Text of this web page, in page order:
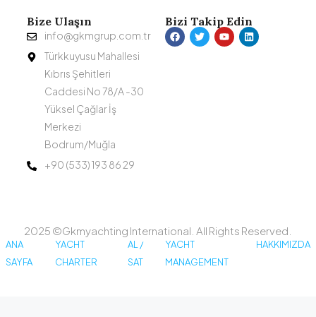
Bize Ulaşın
info@gkmgrup.com.tr
Türkkuyusu Mahallesi
Kıbrıs Şehitleri
Caddesi No 78/A -30
Yüksel Çağlar İş
Merkezi
Bodrum/Muğla
+90 (533) 193 86 29
Bizi Takip Edin
2025 ©Gkmyachting International. All Rights Reserved.
ANA
SAYFA
YACHT
CHARTER
AL /
SAT
YACHT
MANAGEMENT
HAKKIMIZDA